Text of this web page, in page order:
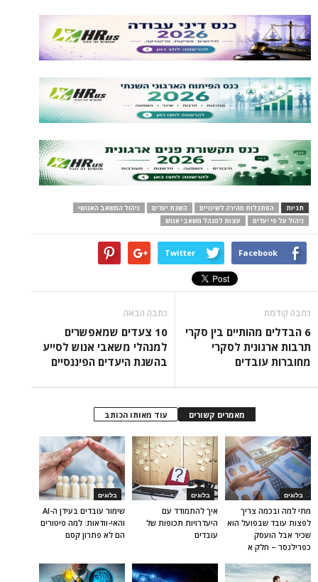
תגיות הסתגלות מהירה לשינויים השגת יעדים
ניהול המשאב האנושי
ניהול על פי יעדים
עצות למנהל משאבי אנוש
Facebook
Twitter
כתבה קודמת
6 הבדלים מהותיים בין סקרי
תרבות ארגונית לסקרי
מחוברות עובדים
כתבה הבאה
10 צעדים שמאפשרים
למנהלי משאבי אנוש לסייע
בהשגת היעדים הפיננסיים
מאמרים קשורים עוד מאותו הכותב
בלוגים
שימור עובדים בעידן ה-AI
והאי-וודאות: למה פיטורים
הם לא פתרון קסם
בלוגים
איך להתמודד עם
היעדרויות תכופות של
עובדים
בלוגים
מתי למה ובכמה צריך
לפצות עובד שבפועל הוא
שכיר אבל הועסק
כפרילנסר – חלק א